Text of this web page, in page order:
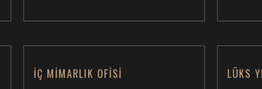
İÇ MIMARLIK OFISI LÜKS